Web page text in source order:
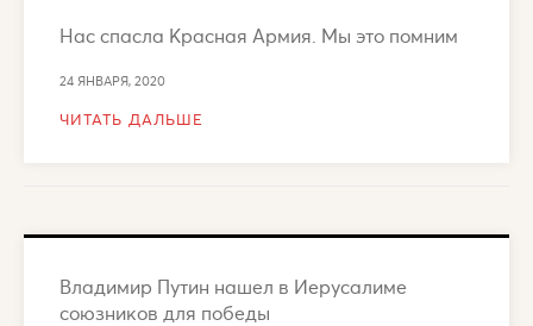
Нас спасла Красная Армия. Мы это помним
24 ЯНВАРЯ, 2020
ЧИТАТЬ ДАЛЬШЕ
Владимир Путин нашел в Иерусалиме
союзников для победы